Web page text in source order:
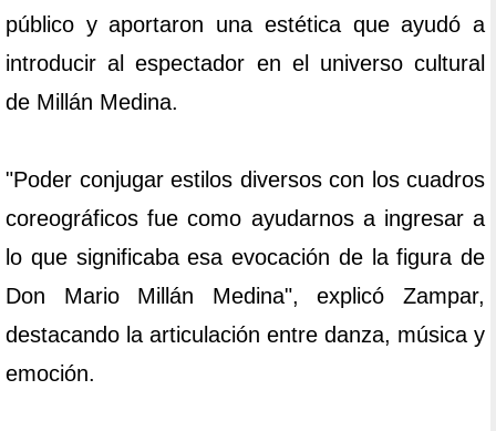
público y aportaron una estética que ayudó a
introducir al espectador en el universo cultural
de Millán Medina.
"Poder conjugar estilos diversos con los cuadros
coreográficos fue como ayudarnos a ingresar a
lo que significaba esa evocación de la figura de
Don Mario Millán Medina", explicó Zampar,
destacando la articulación entre danza, música y
emoción.